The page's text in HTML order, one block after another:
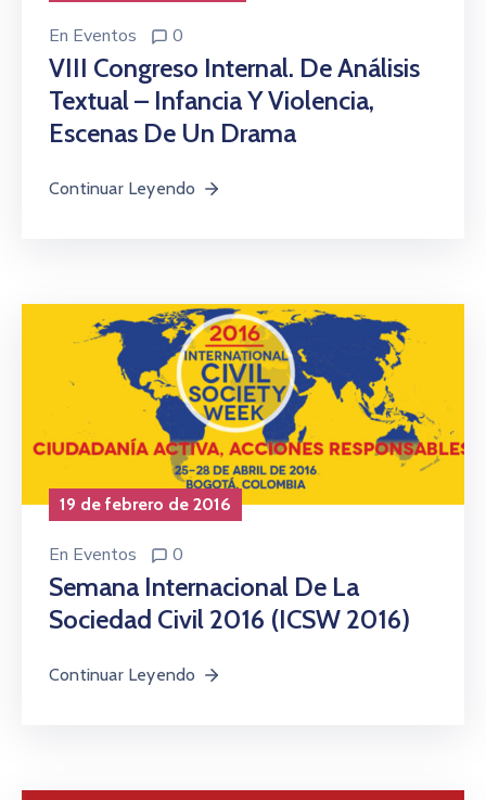
En Eventos 0
VIII Congreso Internal. De Análisis
Textual – Infancia Y Violencia,
Escenas De Un Drama
Continuar Leyendo
19 de febrero de 2016
En Eventos 0
Semana Internacional De La
Sociedad Civil 2016 (ICSW 2016)
Continuar Leyendo